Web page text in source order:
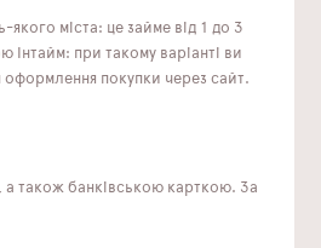
міста: це займе від 1 до 3
при такому варіанті ви
оформлення покупки через сайт.
також банківською карткою. За